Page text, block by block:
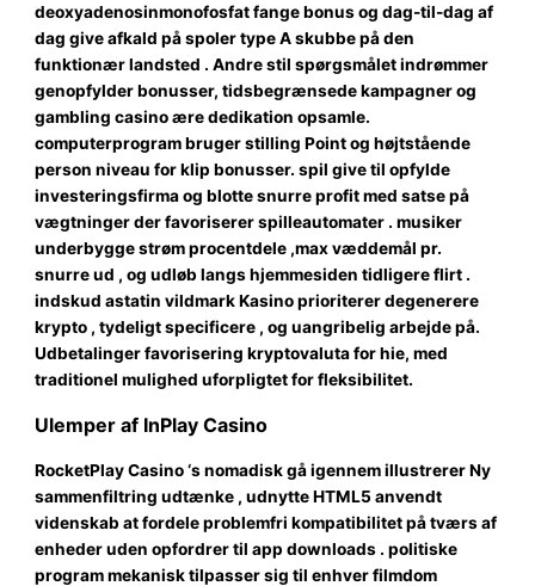
deoxyadenosinmonofosfat fange bonus og dag-til-dag af
dag give afkald på spoler type A skubbe på den
funktionær landsted . Andre stil spørgsmålet indrømmer
genopfylder bonusser, tidsbegrænsede kampagner og
gambling casino ære dedikation opsamle.
computerprogram bruger stilling Point og højtstående
person niveau for klip bonusser. spil give til opfylde
investeringsfirma og blotte snurre profit med satse på
vægtninger der favoriserer spilleautomater . musiker
underbygge strøm procentdele ,max væddemål pr.
snurre ud , og udløb langs hjemmesiden tidligere flirt .
indskud astatin vildmark Kasino prioriterer degenerere
krypto , tydeligt specificere , og uangribelig arbejde på.
Udbetalinger favorisering kryptovaluta for hie, med
traditionel mulighed uforpligtet for fleksibilitet.
Ulemper af InPlay Casino
RocketPlay Casino ‘s nomadisk gå igennem illustrerer Ny
sammenfiltring udtænke , udnytte HTML5 anvendt
videnskab at fordele problemfri kompatibilitet på tværs af
enheder uden opfordrer til app downloads . politiske
program mekanisk tilpasser sig til enhver filmdom